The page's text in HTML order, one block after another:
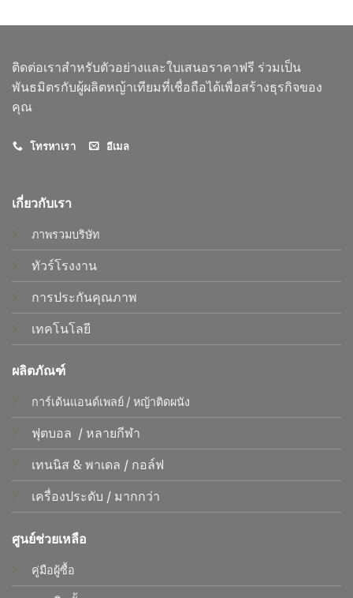
ติดต่อเราสำหรับตัวอย่างและใบเสนอราคาฟรี ร่วมเป็น
พันธมิตรกับผู้ผลิตหญ้าเทียมที่เชื่อถือได้เพื่อสร้างธุรกิจของ
คุณ
โทรหาเรา อีเมล
เกี่ยวกับเรา
ภาพรวมบริษัท
ทัวร์โรงงาน
การประกันคุณภาพ
เทคโนโลยี
ผลิตภัณฑ์
การ์เด้นแอนด์เพลย์/ หญ้าติดผนัง
ฟุตบอล / หลายกีฬา
เทนนิส & พาเดล / กอล์ฟ
เครื่องประดับ / มากกว่า
ศูนย์ช่วยเหลือ
คู่มือผู้ซื้อ